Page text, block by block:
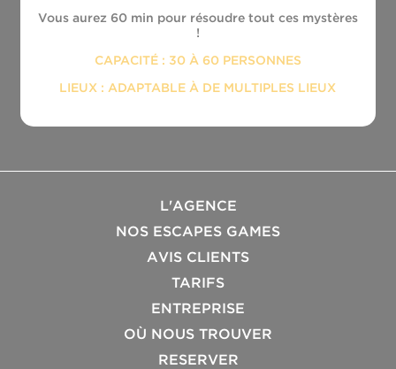
Vous aurez 60 min pour résoudre tout ces mystères
!
CAPACITÉ : 30 À 60 PERSONNES
LIEUX : ADAPTABLE À DE MULTIPLES LIEUX
L'AGENCE
NOS ESCAPES GAMES
AVIS CLIENTS
TARIFS
ENTREPRISE
OÙ NOUS TROUVER
RESERVER